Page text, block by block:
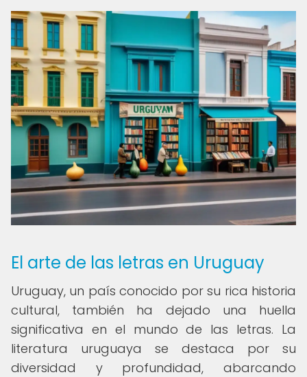
El arte de las letras en Uruguay
Uruguay, un país conocido por su rica historia
cultural, también ha dejado una huella
significativa en el mundo de las letras. La
literatura uruguaya se destaca por su
diversidad y profundidad, abarcando